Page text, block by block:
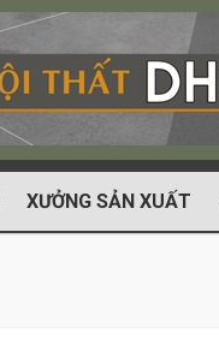
XƯỞNG SẢN XUẤT